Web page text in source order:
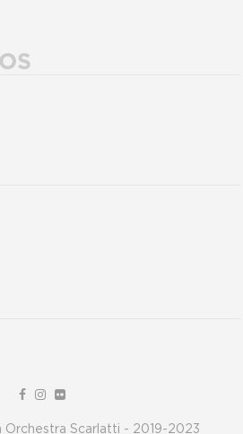
Scarlatti - 2019-2023